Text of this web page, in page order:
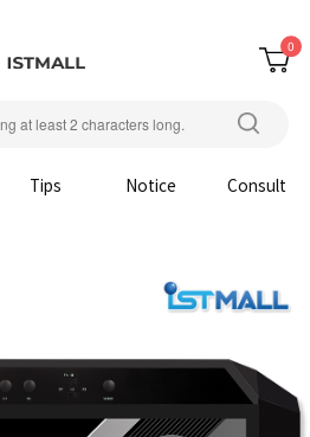
0
Tips Notice Consult